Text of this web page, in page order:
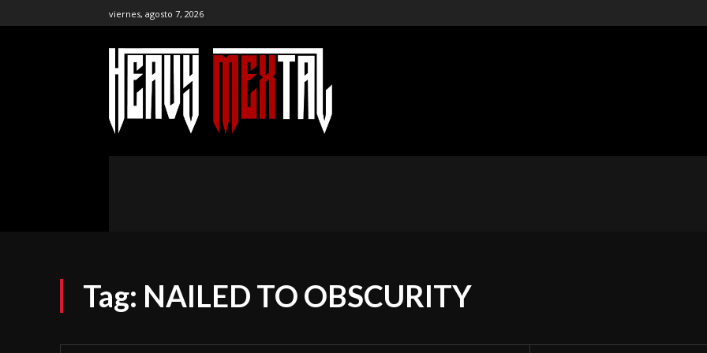
viernes, agosto 7, 2026
Tag: NAILED TO OBSCURITY